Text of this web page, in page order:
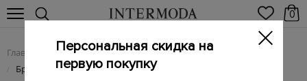
0
Главная Женщинам / Женская одежда / Женские брюки
/ Брюки из натуральной льняной ткани с защипами
Персональная скидка на
первую покупку